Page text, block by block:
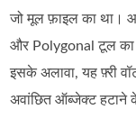
जो मूल फ़ाइल का था।
और Polygonal टूल का
इसके अलावा, यह फ़्री
अवांछित ऑब्जेक्ट हटाने